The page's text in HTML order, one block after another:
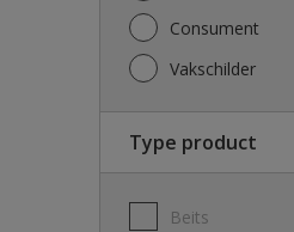
Consument
Vakschilder
Type product
Beits